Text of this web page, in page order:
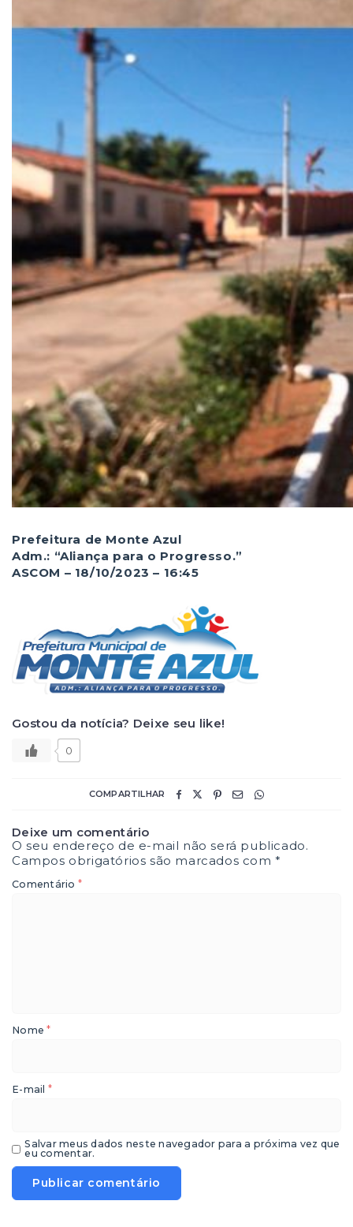
Prefeitura de Monte Azul
Adm.: “Aliança para o Progresso.”
ASCOM – 18/10/2023 – 16:45
Gostou da notícia? Deixe seu like!
0
COMPARTILHAR
Deixe um comentário
O seu endereço de e-mail não será publicado.
Campos obrigatórios são marcados com*
Comentário *
Nome*
E-mail *
Salvar meus dados neste navegador para a próxima vez que
eu comentar.